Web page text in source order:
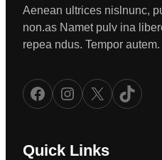
Aenean ultrices nislnunc,
non.as Namet pulv ina
repea ndus. Tempor autem.
Facebook Instagram X TikTok
Quick Links